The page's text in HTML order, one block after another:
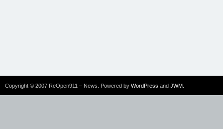
Copyright © 2007 ReOpen911 – News. Powered by WordPress and JWM